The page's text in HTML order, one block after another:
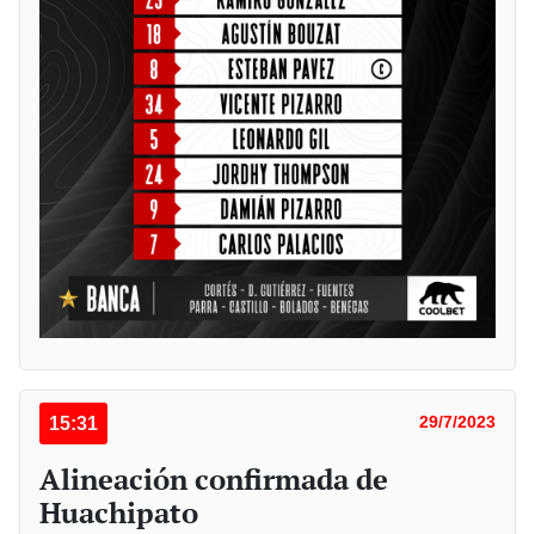
15:31 29/7/2023
Alineación confirmada de
Huachipato